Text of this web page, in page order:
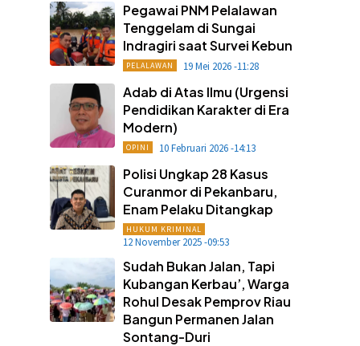
Pegawai PNM Pelalawan
Tenggelam di Sungai
Indragiri saat Survei Kebun
PELALAWAN 19 Mei 2026 -11:28
Adab di Atas Ilmu (Urgensi
Pendidikan Karakter di Era
Modern)
OPINI 10 Februari 2026 -14:13
Polisi Ungkap 28 Kasus
Curanmor di Pekanbaru,
Enam Pelaku Ditangkap
HUKUM KRIMINAL
12 November 2025 -09:53
Sudah Bukan Jalan, Tapi
Kubangan Kerbau’, Warga
Rohul Desak Pemprov Riau
Bangun Permanen Jalan
Sontang-Duri